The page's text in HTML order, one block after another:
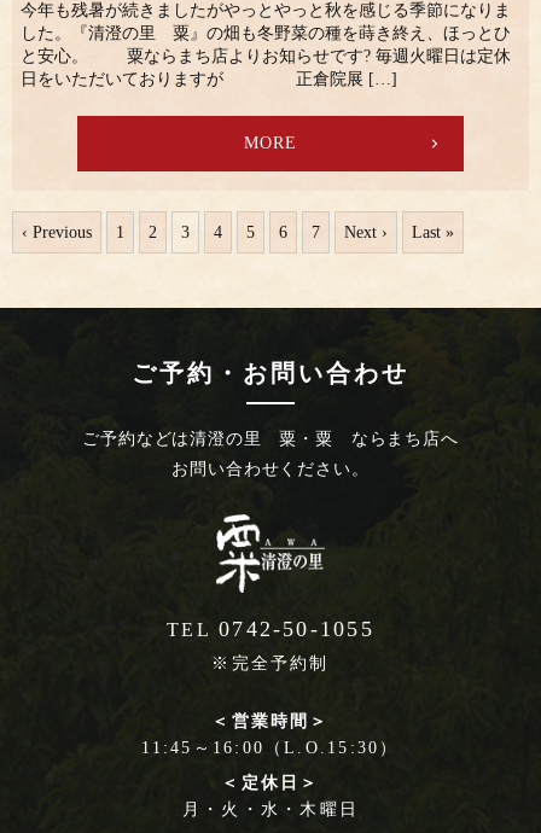
今年も残暑が続きましたがやっとやっと秋を感じる季節になりま
した。『清澄の里 粟』の畑も冬野菜の種を蒔き終え、ほっとひ
と安心。 粟ならまち店よりお知らせです? 毎週火曜日は定休
日をいただいておりますが 正倉院展 […]
MORE
‹ Previous 1 2 3 4 5 6 7 Next › Last »
ご予約・お問い合わせ
ご予約などは清澄の里 粟・粟 ならまち店へ
お問い合わせください。
TEL0742-50-1055
※完全予約制
＜営業時間＞
11:45～16:00（L.O.15:30）
＜定休日＞
月・火・水・木曜日